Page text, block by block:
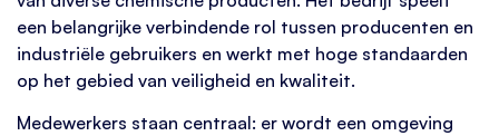
een belangrijke verbindende rol tussen producenten en
industriële gebruikers en werkt met hoge standaarden
op het gebied van veiligheid en kwaliteit.
Medewerkers staan centraal: er wordt een omgeving